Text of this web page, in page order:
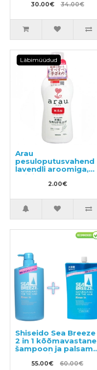
30.00€ 34.00€
Läbimüüdud
Arau
pesuloputusvahend
lavendli aroomiga,
näidis 50ml
2.00€
Shiseido Sea Breeze
2 in 1 kõõmavastane
šampoon ja palsam
mentooliga 600ml +
täide 1000ml
55.00€ 60.00€